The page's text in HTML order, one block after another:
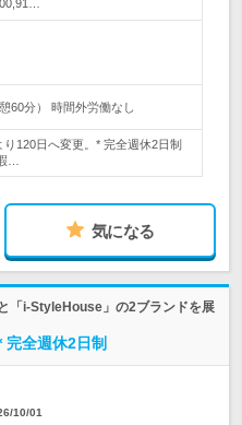
60分） 時間外労働なし
120日へ変更。* 完全週休2日制
…
気になる
「i-StyleHouse」の2ブランドを展
全週休2日制
10/01